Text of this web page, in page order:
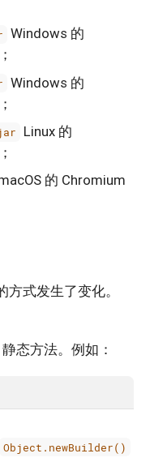
Windows 的
Windows 的
Linux 的
的 Chromium
式发生了变化。
静态方法。例如：
Object.newBuilder()